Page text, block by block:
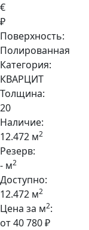
€
₽
Поверхность:
Полированная
Категория:
КВАРЦИТ
Толщина:
20
Наличие:
12.472 м2
Резерв:
- м2
Доступно:
12.472 м2
Цена за м2:
от 40 780 ₽